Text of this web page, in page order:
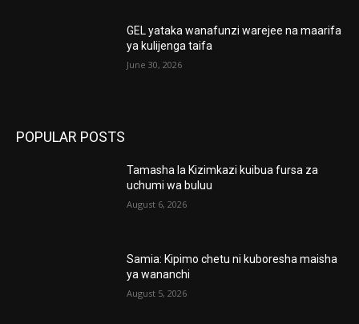
GEL yataka wanafunzi warejee na maarifa
ya kulijenga taifa
June 30, 2026
POPULAR POSTS
Tamasha la Kizimkazi kuibua fursa za
uchumi wa buluu
August 6, 2026
Samia: Kipimo chetu ni kuboresha maisha
ya wananchi
August 5, 2026